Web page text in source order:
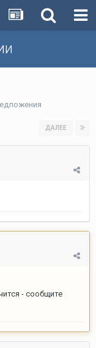
ДАЛЕЕ
- сообщите